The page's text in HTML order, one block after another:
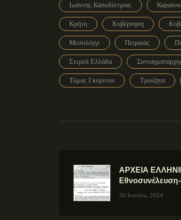
Ιωάννης Καποδίστριας
Κρήτη Κυβέρνηση
Μεσολόγγι Πειραιάς
Στερεά Ελλάδα
Τόμας Γκόρντον Τροιζήνα
ΑΡΧΕΙΑ
Εθνοσυνέλευση-
30 Ιουνίου, 2024